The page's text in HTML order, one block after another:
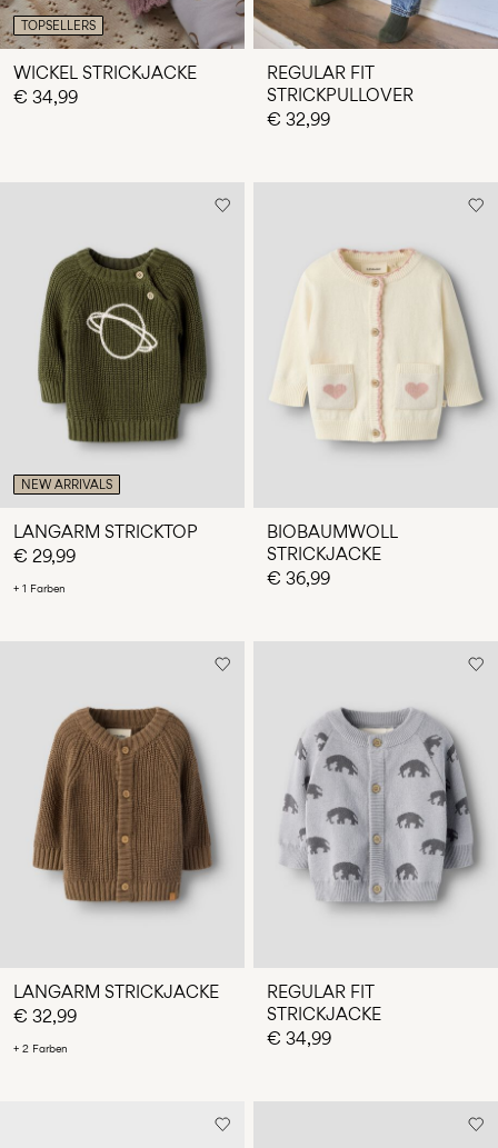
TOPSELLERS
WICKEL STRICKJACKE
€ 34,99
REGULAR FIT
STRICKPULLOVER
€ 32,99
NEW ARRIVALS
LANGARM STRICKTOP
€ 29,99
+ 1 Farben
BIOBAUMWOLL
STRICKJACKE
€ 36,99
LANGARM STRICKJACKE
€ 32,99
+ 2 Farben
REGULAR FIT
STRICKJACKE
€ 34,99